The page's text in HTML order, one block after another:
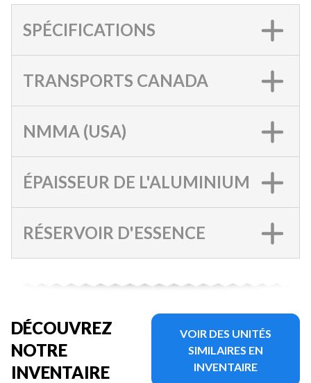
SPÉCIFICATIONS
TRANSPORTS CANADA
NMMA (USA)
ÉPAISSEUR DE L'ALUMINIUM
RÉSERVOIR D'ESSENCE
DÉCOUVREZ
NOTRE
INVENTAIRE
VOIR DES UNITÉS
SIMILAIRES EN
INVENTAIRE